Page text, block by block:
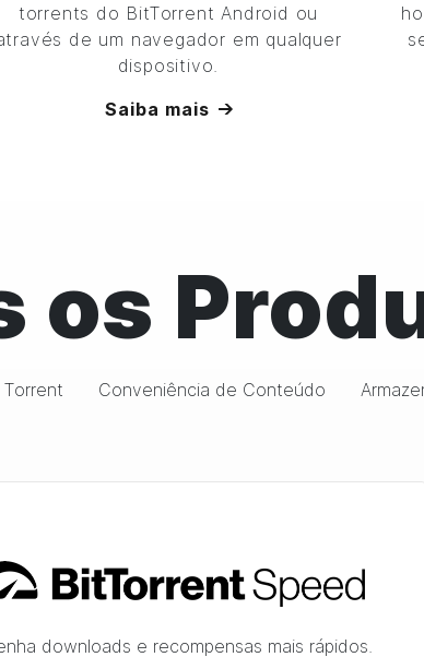
torrents do BitTorrent Android ou
de um navegador em qualquer
dispositivo.
Saiba mais
os
Conveniência de Conteúdo
downloads e recompensas mais rápidos.